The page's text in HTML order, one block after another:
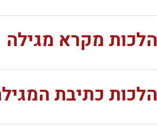
הלכות מקרא מגילה
הלכות כתיבת